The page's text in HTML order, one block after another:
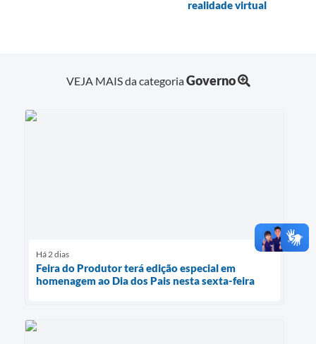
realidade virtual
VEJA MAIS da categoriaGoverno
Há 2 dias
Feira do Produtor terá edição especial em
homenagem ao Dia dos Pais nesta sexta-feira